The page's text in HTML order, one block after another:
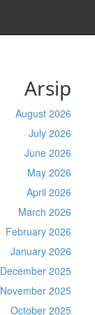
Arsip
August 2026
July 2026
June 2026
May 2026
April 2026
March 2026
February 2026
January 2026
December 2025
November 2025
October 2025